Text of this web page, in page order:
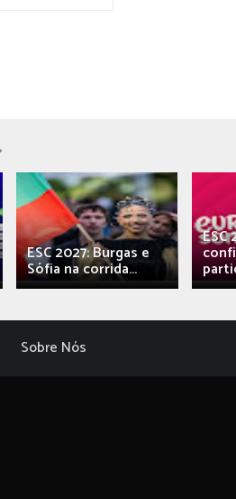
ESC 2027: Burgas e
Sófia na corrida...
ESC
Sobre Nós